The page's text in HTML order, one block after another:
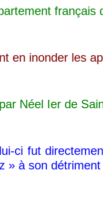
français
inonder les
Néel Ier de
fut
à son